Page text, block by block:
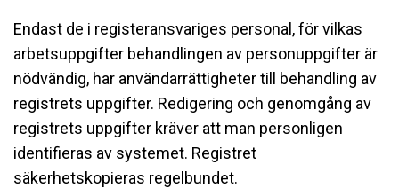
Endast de i registeransvariges personal, för vilkas
arbetsuppgifter behandlingen av personuppgifter är
nödvändig, har användarrättigheter till behandling av
registrets uppgifter. Redigering och genomgång av
registrets uppgifter kräver att man personligen
identifieras av systemet. Registret
säkerhetskopieras regelbundet.